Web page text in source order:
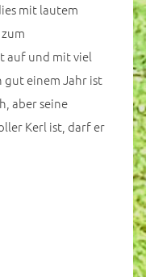
mit lautem
auf und mit viel
einem Jahr ist
aber seine
Kerl ist, darf er